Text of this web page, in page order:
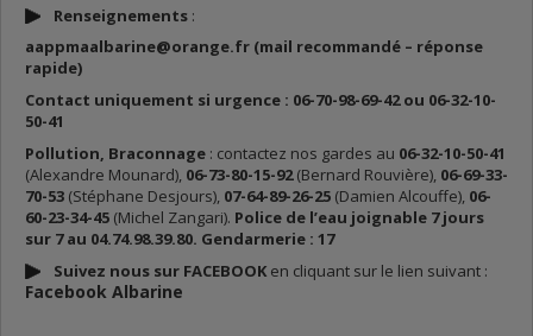
Renseignements :
aappmaalbarine@orange.fr (mail recommandé – réponse
rapide)
Contact uniquement si urgence : 06-70-98-69-42 ou 06-32-10-
50-41
Pollution, Braconnage : contactez nos gardes au 06-32-10-50-41
(Alexandre Mounard), 06-73-80-15-92(Bernard Rouvière), 06-69-33-
70-53 (Stéphane Desjours), 07-64-89-26-25 (Damien Alcouffe), 06-
60-23-34-45 (Michel Zangari). Police de l’eau joignable 7 jours
sur 7 au 04.74.98.39.80. Gendarmerie : 17
Suivez nous sur FACEBOOK en cliquant sur le lien suivant :
Facebook Albarine